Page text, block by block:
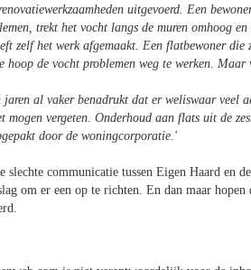
uitgevoerd. Een
trekt het vocht langs de muren omhoog
zelf het werk afgemaakt. Een flatbewoner
de vocht problemen weg te werken. Maar
jaren al vaker benadrukt dat er weliswaar veel
mogen vergeten. Onderhoud aan flats uit de
door de woningcorporatie.'
slechte communicatie tussen Eigen Haard en
om er een op te richten. En dan maar